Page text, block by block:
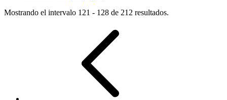
Mostrando el intervalo 121 - 128 de 212 resultados.